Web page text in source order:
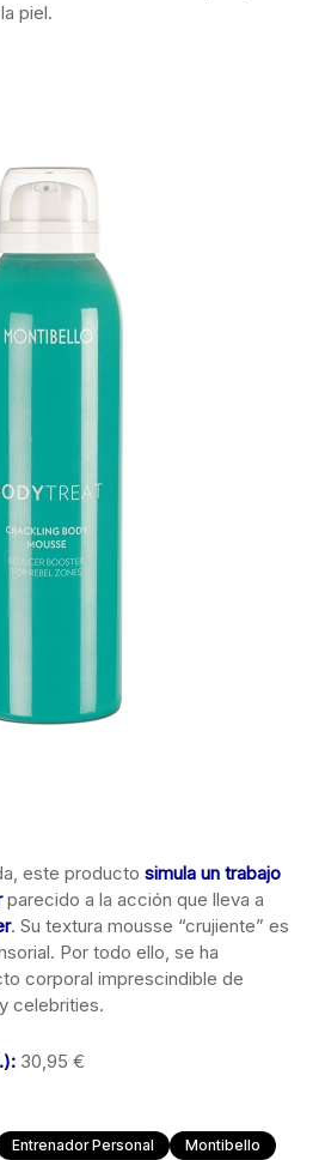
piel.
este producto simula un trabajo
parecido a la acción que lleva a
. Su textura mousse “crujiente” es
Por todo ello, se ha
corporal imprescindible de
celebrities.
30,95 €
Entrenador Personal
Montibello